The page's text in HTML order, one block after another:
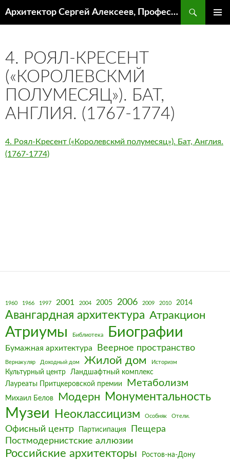
Архитектор Сергей Алексеев, Профессор кафедры ИА и АР ААИ ЮФУ
4. РОЯЛ-КРЕСЕНТ
(«КОРОЛЕВСКМЙ
ПОЛУМЕСЯЦ»). БАТ,
АНГЛИЯ. (1767-1774)
4. Роял-Кресент («Королевскмй полумесяц»). Бат, Англия.
(1767-1774)
1960 1966 1997 2001 2004 2005 2006 2009 2010 2014
Авангардная архитектура Атракцион
Атриумы Библиотека Биографии
Бумажная архитектура Веерное пространство
Вернакуляр Доходный дом Жилой дом Историзм
Культурный центр
Ландшафтный комплекс
Лауреаты Притцкеровской премии
Метаболизм
Михаил Белов Модерн Монументальность
Музеи Неоклассицизм Особняк Отели.
Офисный центр Партисипация
Пещера
Постмодернистские аллюзии
Российские архитекторы Ростов-на-Дону